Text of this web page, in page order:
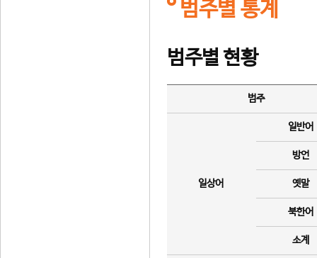
범주별 통계
범주별 현황
범주
일상어
일반어
방언
옛말
북한어
소계